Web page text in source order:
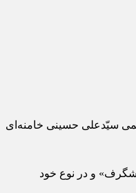
سیّدعلی حسینی خامنه‌ای
شگرف» و در نوع خود